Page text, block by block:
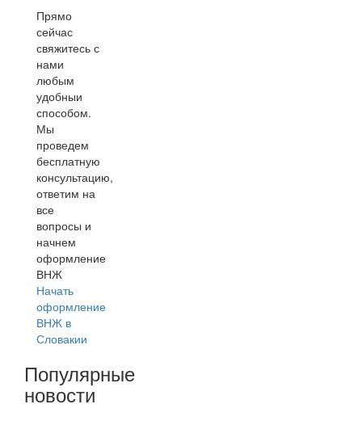
Прямо
сейчас
свяжитесь с
нами
любым
удобныи
способом.
Мы
проведем
бесплатную
консультацию,
ответим на
все
вопросы и
начнем
оформление
ВНЖ
Начать
оформление
ВНЖ в
Словакии
Популярные
новости